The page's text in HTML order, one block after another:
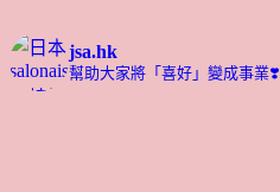
jsa.hk
幫助大家將「喜好」變成事業❣️